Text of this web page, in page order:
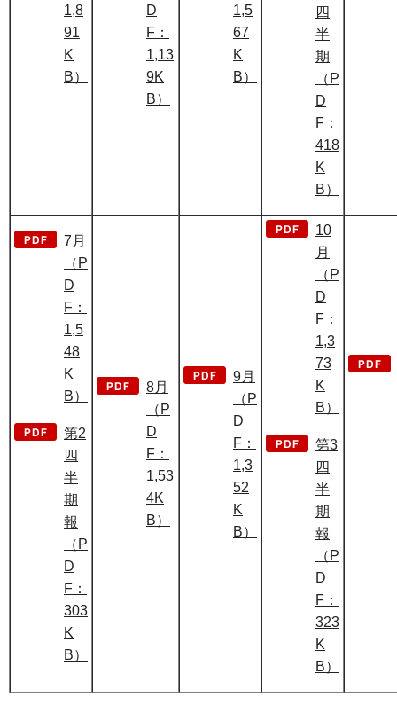
1,8
91
K
B）
D
F：
1,13
9K
B）
1,5
67
K
B）
四
半
期
（P
D
F：
418
K
B）
7月
（P
D
F：
1,5
48
K
B）
第2
四
半
期
報
（P
D
F：
303
K
B）
8月
（P
D
F：
1,53
4K
B）
9月
（P
D
F：
1,3
52
K
B）
10
月
（P
D
F：
1,3
73
K
B）
第3
四
半
期
報
（P
D
F：
323
K
B）